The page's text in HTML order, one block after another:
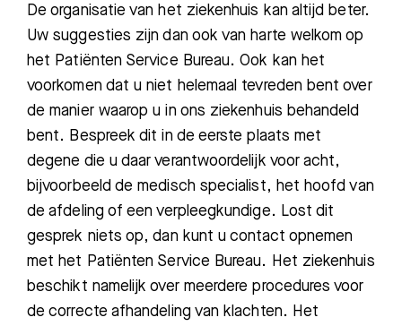
De organisatie van het ziekenhuis kan altijd beter.
Uw suggesties zijn dan ook van harte welkom op
het Patiënten Service Bureau. Ook kan het
voorkomen dat u niet helemaal tevreden bent over
de manier waarop u in ons ziekenhuis behandeld
bent. Bespreek dit in de eerste plaats met
degene die u daar verantwoordelijk voor acht,
bijvoorbeeld de medisch specialist, het hoofd van
de afdeling of een verpleegkundige. Lost dit
gesprek niets op, dan kunt u contact opnemen
met het Patiënten Service Bureau. Het ziekenhuis
beschikt namelijk over meerdere procedures voor
de correcte afhandeling van klachten. Het